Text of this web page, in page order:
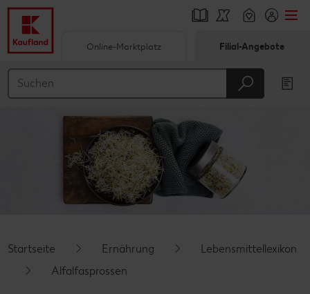
Hauptinhalt
Schwebender Seitenbereich
Online-Marktplatz Filial-Angebote
Startseite Ernährung
Lebensmittellexikon
Alfalfasprossen